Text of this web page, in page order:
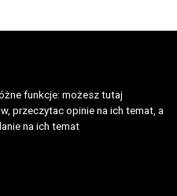
funkcje: możesz tutaj
przeczytac opinie na ich temat, a
na ich temat